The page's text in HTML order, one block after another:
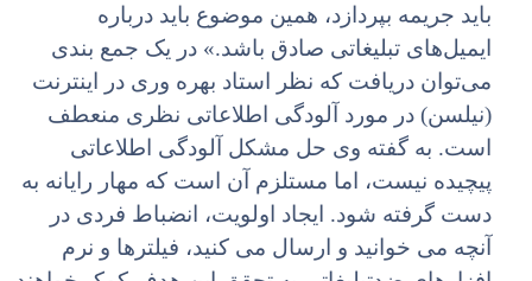
باید جریمه بپردازد، همین موضوع باید درباره
ایمیل‌هاى تبلیغاتى صادق باشد.» در یک جمع بندى
مى‌توان دریافت که نظر استاد بهره ورى در اینترنت
(نیلسن) در مورد آلودگى اطلاعاتى نظرى منعطف
است. به گفته وى حل مشکل آلودگى اطلاعاتى
پیچیده نیست، اما مستلزم آن است که مهار رایانه به
دست گرفته شود. ایجاد اولویت، انضباط فردى در
آنچه مى خوانید و ارسال مى کنید، فیلترها و نرم